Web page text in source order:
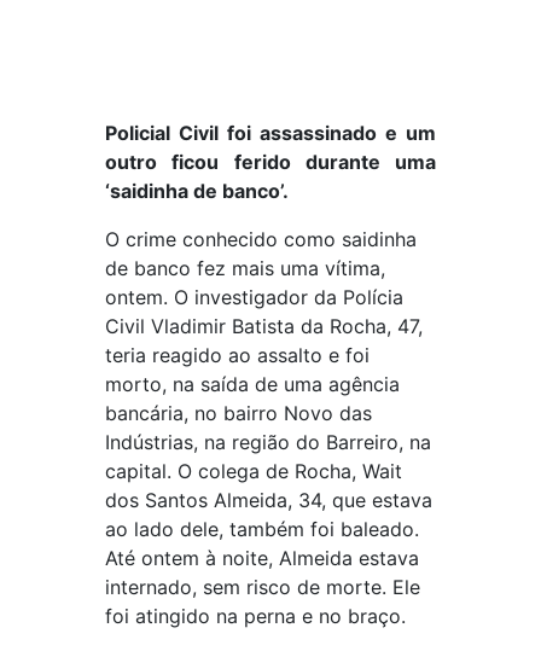
Policial Civil foi assassinado e um
outro ficou ferido durante uma
‘saidinha de banco’.
O crime conhecido como saidinha
de banco fez mais uma vítima,
ontem. O investigador da Polícia
Civil Vladimir Batista da Rocha, 47,
teria reagido ao assalto e foi
morto, na saída de uma agência
bancária, no bairro Novo das
Indústrias, na região do Barreiro, na
capital. O colega de Rocha, Wait
dos Santos Almeida, 34, que estava
ao lado dele, também foi baleado.
Até ontem à noite, Almeida estava
internado, sem risco de morte. Ele
foi atingido na perna e no braço.